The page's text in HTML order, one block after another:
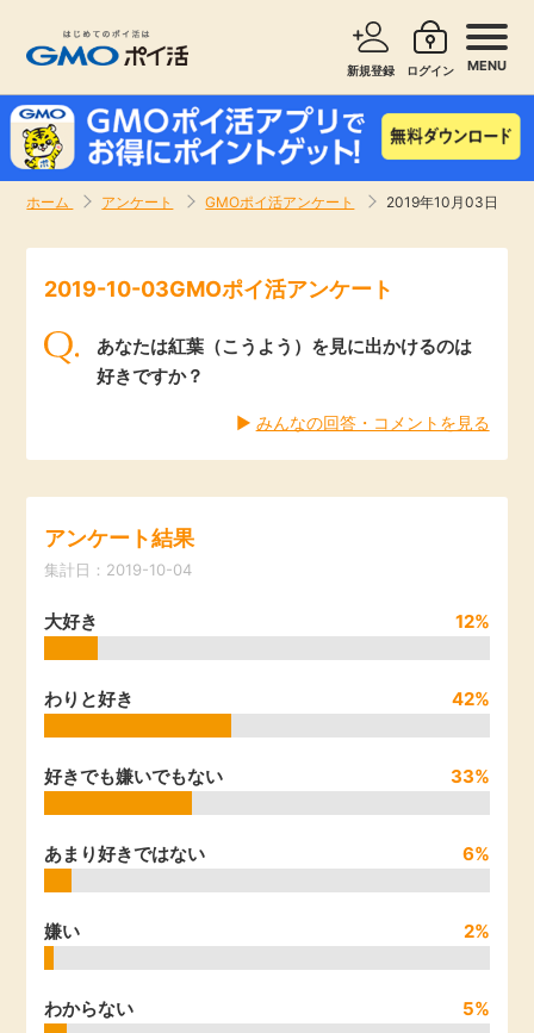
新規登録 ログイン MENU
ホーム アンケート GMOポイ活アンケート 2019年10月03日
新着
高還元
アンケート
ゲーム
ポイ活お得情報
お友達紹介
カード比較
サービスで探す ショッピングで探す
旅行・レンタカー
エンタメ
暮らし
引っ越し
買取・査定
学び
進学・教育
月額有料サービス
家計の固定費
2019-10-03GMOポイ活アンケート
あなたは紅葉（こうよう）を見に出かけるのは
好きですか？
▶︎ みんなの回答・コメントを見る
アンケート結果
集計日：2019-10-04
大好き 12%
わりと好き 42%
好きでも嫌いでもない 33%
あまり好きではない 6%
嫌い 2%
わからない 5%